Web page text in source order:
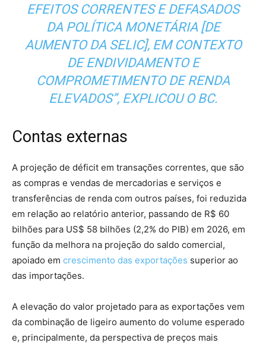
EFEITOS CORRENTES E DEFASADOS
DA POLÍTICA MONETÁRIA [DE
AUMENTO DA SELIC], EM CONTEXTO
DE ENDIVIDAMENTO E
COMPROMETIMENTO DE RENDA
ELEVADOS”, EXPLICOU O BC.
Contas externas
A projeção de déficit em transações correntes, que são
as compras e vendas de mercadorias e serviços e
transferências de renda com outros países, foi reduzida
em relação ao relatório anterior, passando de R$ 60
bilhões para US$ 58 bilhões (2,2% do PIB) em 2026, em
função da melhora na projeção do saldo comercial,
apoiado em crescimento das exportações superior ao
das importações.
A elevação do valor projetado para as exportações vem
da combinação de ligeiro aumento do volume esperado
e, principalmente, da perspectiva de preços mais